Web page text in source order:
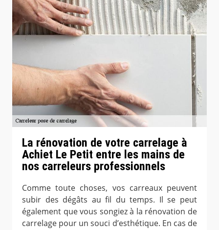
La rénovation de votre carrelage à
Achiet Le Petit entre les mains de
nos carreleurs professionnels
Comme toute choses, vos carreaux peuvent
subir des dégâts au fil du temps. Il se peut
également que vous songiez à la rénovation de
carrelage pour un souci d’esthétique. En cas de